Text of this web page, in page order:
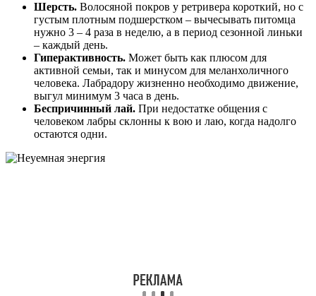
Шерсть. Волосяной покров у ретривера короткий, но с
густым плотным подшерстком – вычесывать питомца
нужно 3 – 4 раза в неделю, а в период сезонной линьки
– каждый день.
Гиперактивность. Может быть как плюсом для
активной семьи, так и минусом для меланхоличного
человека. Лабрадору жизненно необходимо движение,
выгул минимум 3 часа в день.
Беспричинный лай. При недостатке общения с
человеком лабры склонны к вою и лаю, когда надолго
остаются одни.